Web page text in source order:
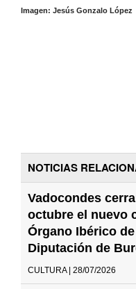
Imagen: Jesús Gonzalo López
NOTICIAS
Vadocondes
octubre el nuevo
Órgano Ibérico
Diputación de
CULTURA | 28/07/2026